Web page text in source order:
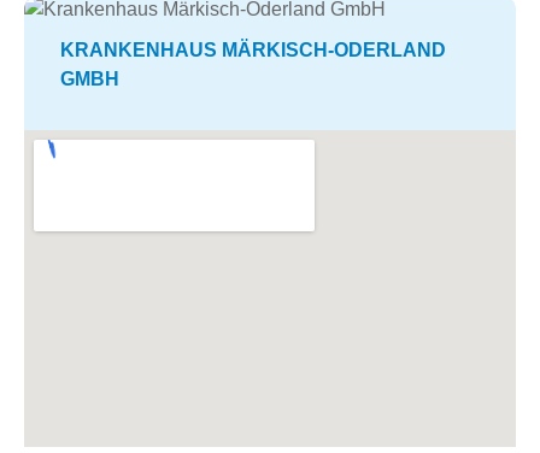
KRANKENHAUS MÄRKISCH-ODERLAND
GMBH